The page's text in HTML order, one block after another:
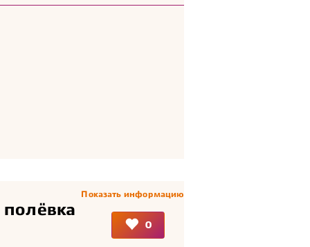
Показать информацию
0